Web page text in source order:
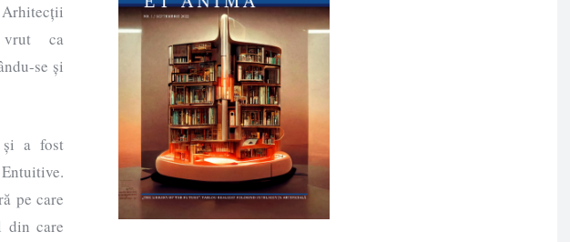
ca
se și
și a fost
pe care
din care